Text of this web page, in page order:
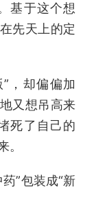
基于这个想
先天上的定
，却偏偏加
又想吊高来
死了自己的
。
”包装成“新